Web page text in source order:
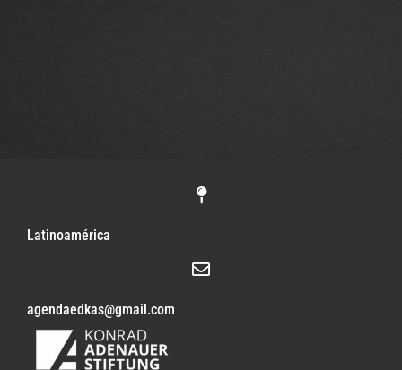
Latinoamérica
agendaedkas@gmail.com